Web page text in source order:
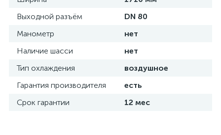
Выходной разъём
DN 80
Манометр
нет
Наличие шасси
нет
Тип охлаждения
воздушное
Гарантия производителя
есть
Срок гарантии
12 мес